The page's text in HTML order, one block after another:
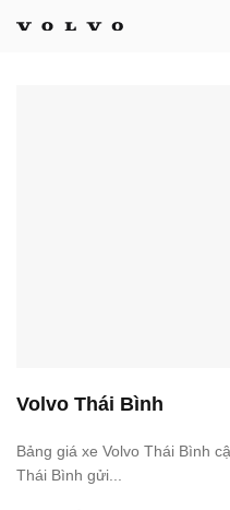
Volvo Thái Bình
Bảng giá xe Volvo Thái Bình
Thái Bình gửi...